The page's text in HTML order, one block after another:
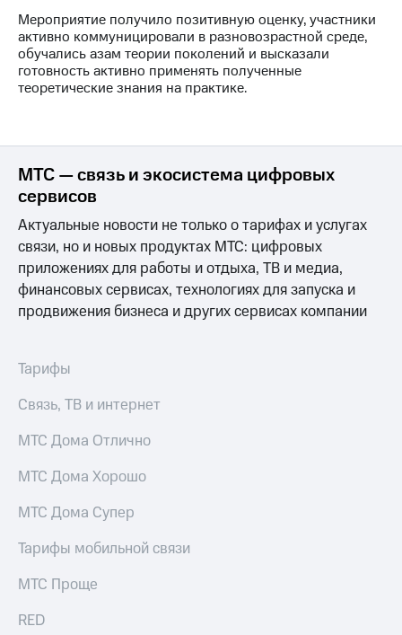
Мероприятие получило позитивную оценку, участники
активно коммуницировали в разновозрастной среде,
обучались азам теории поколений и высказали
готовность активно применять полученные
теоретические знания на практике.
МТС — связь и экосистема цифровых
сервисов
Актуальные новости не только о тарифах и услугах
связи, но и новых продуктах МТС: цифровых
приложениях для работы и отдыха, ТВ и медиа,
финансовых сервисах, технологиях для запуска и
продвижения бизнеса и других сервисах компании
Тарифы
Связь, ТВ и интернет
МТС Дома Отлично
МТС Дома Хорошо
МТС Дома Супер
Тарифы мобильной связи
МТС Проще
RED